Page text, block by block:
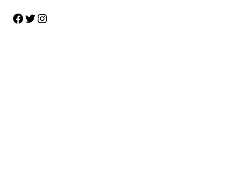
Facebook Twitter Instagram